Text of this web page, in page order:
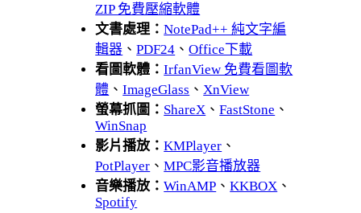
ZIP 免費壓縮軟體
文書處理：NotePad++ 純文字編
輯器 、PDF24 、Office下載
看圖軟體：IrfanView 免費看圖軟
體 、ImageGlass 、 XnView
螢幕抓圖： ShareX 、FastStone 、
WinSnap
影片播放：KMPlayer 、
PotPlayer 、MPC影音播放器
音樂播放：WinAMP 、KKBOX 、
Spotify